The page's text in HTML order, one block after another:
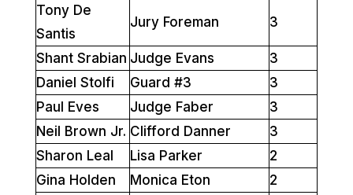
Tony De
Santis
Jury Foreman 3
Shant Srabian Judge Evans
3
Daniel Stolfi
Guard #3
3
Paul Eves
Judge Faber
3
Neil Brown Jr. Clifford Danner
3
Sharon Leal
Lisa Parker
2
Gina Holden
Monica Eton
2